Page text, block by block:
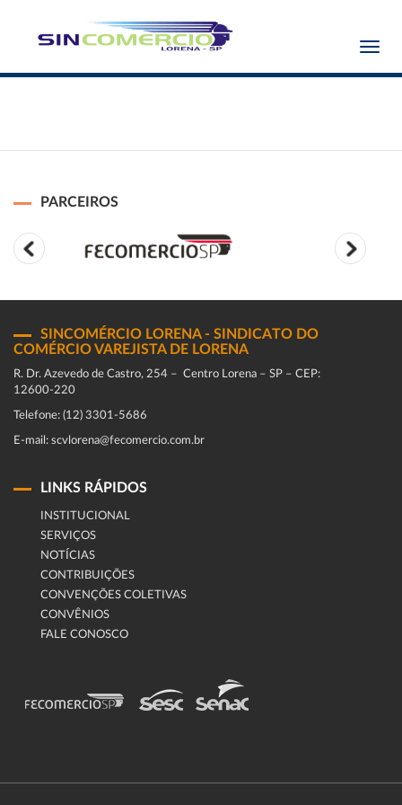
PARCEIROS
SINCOMÉRCIO LORENA - SINDICATO DO
COMÉRCIO VAREJISTA DE LORENA
R. Dr. Azevedo de Castro, 254 – Centro Lorena – SP – CEP:
12600-220
Telefone: (12) 3301-5686
E-mail: scvlorena@fecomercio.com.br
LINKS RÁPIDOS
INSTITUCIONAL
SERVIÇOS
NOTÍCIAS
CONTRIBUIÇÕES
CONVENÇÕES COLETIVAS
CONVÊNIOS
FALE CONOSCO